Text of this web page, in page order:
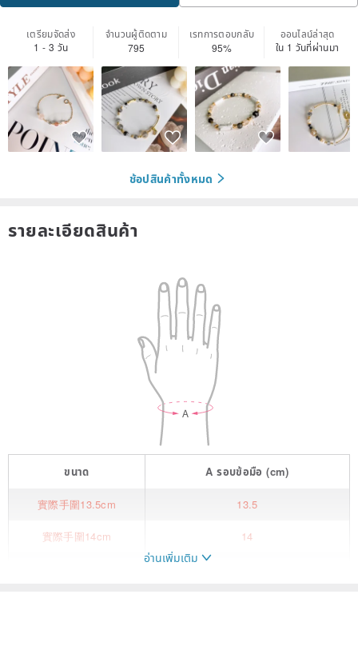
เตรียมจัดส่ง
1 - 3 วัน
จำนวนผู้ติดตาม
795
เรทการตอบกลับ
95%
ออนไลน์ล่าสุด
ใน 1 วันที่ผ่านมา
ช้อปสินค้าทั้งหมด
รายละเอียดสินค้า
ขนาด Aรอบข้อมือ (cm)
實際手圍13.5cm 13.5
實際手圍14cm 14
อ่านเพิ่มเติม